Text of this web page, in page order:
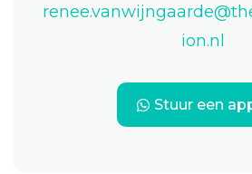
ion.nl
Stuur een